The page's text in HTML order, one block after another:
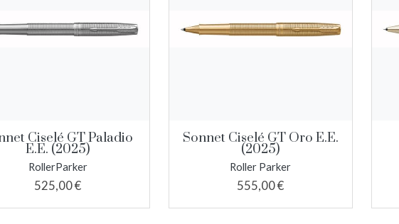
Ciselé GT Paladio
E.E. (2025)
RollerParker
525,00 €
Sonnet Ciselé GT Oro E.E.
(2025)
Roller Parker
555,00 €